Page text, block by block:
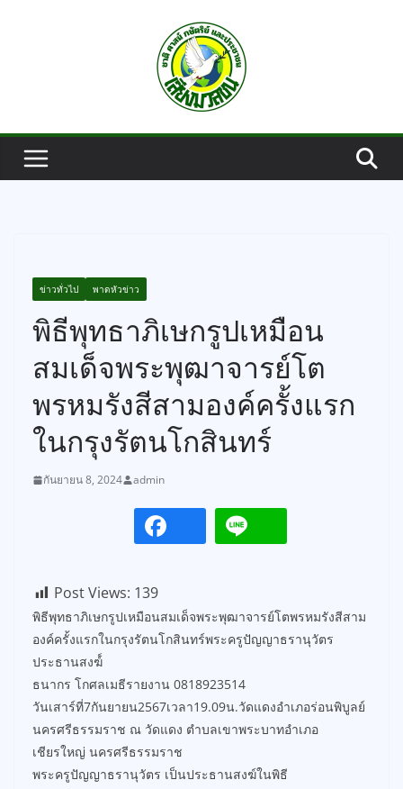
ข่าวทั่วไป พาดหัวข่าว
พิธีพุทธาภิเษกรูปเหมือน
สมเด็จพระพุฒาจารย์โต
พรหมรังสีสามองค์ครั้งแรก
ในกรุงรัตนโกสินทร์
กันยายน 8, 2024 admin
Post Views: 139
พิธีพุทธาภิเษกรูปเหมือนสมเด็จพระพุฒาจารย์โตพรหมรังสีสาม
องค์ครั้งแรกในกรุงรัตนโกสินทร์พระครูปัญญาธรานุวัตร
ประธานสงฆ์์
ธนากร โกศลเมธีรายงาน 0818923514
วันเสาร์ที่7กันยายน2567เวลา19.09น.วัดแดงอำเภอร่อนพิบูลย์
นครศรีธรรมราช ณ วัดแดง ตำบลเขาพระบาทอำเภอ
เชียรใหญ่ นครศรีธรรมราช
พระครูปัญญาธรานุวัตร เป็นประธานสงฆ์ในพิธี